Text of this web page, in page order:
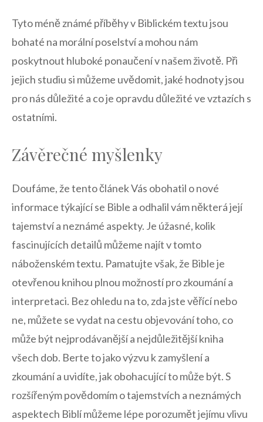
Tyto méně známé příběhy v Biblickém⁢ textu jsou
bohaté na morální poselství a mohou ‌nám
poskytnout hluboké ponaučení ‍v našem ⁤životě. Při
jejich studiu si můžeme ​uvědomit, ​jaké hodnoty jsou
pro nás důležité a co​ je opravdu důležité ve vztazích s
‌ostatními.
Závěrečné myšlenky
Doufáme, že tento článek Vás‌ obohatil o nové
‌informace týkající​ se Bible a⁤ odhalil vám⁢ některá její
tajemství a neznámé ⁢aspekty. Je úžasné, kolik
fascinujících detailů​ můžeme najít v tomto
náboženském textu.⁢ Pamatujte​ však, že ⁣Bible je
otevřenou knihou plnou možností pro zkoumání ‌a
interpretaci.⁤ Bez ohledu na to, zda ⁣jste věřící⁢ nebo
ne, můžete ⁤se‍ vydat na cestu objevování toho, co
může být nejprodávanější a nejdůležitější kniha
všech dob. Berte to⁢ jako​ výzvu k zamyšlení a
zkoumání a uvidíte, jak ⁣obohacující‍ to může být.‌ S‌
rozšířeným povědomím o​ tajemstvích⁣ a neznámých
aspektech Biblí můžeme lépe porozumět ​jejímu vlivu